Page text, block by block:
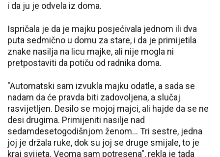
i da ju je odvela iz doma.
Ispričala je da je majku posjećivala jednom ili dva
puta sedmično u domu za stare, i da je primijetila
znake nasilja na licu majke, ali nije mogla ni
pretpostaviti da potiču od radnika doma.
"Automatski sam izvukla majku odatle, a sada se
nadam da će pravda biti zadovoljena, a slučaj
rasvijetljen. Desilo se mojoj majci, ali hajde da se ne
desi drugima. Primijeniti nasilje nad
sedamdesetogodišnjom ženom… Tri sestre, jedna
joj je držala ruke, dok su joj se druge smijale, to je
kraj svijeta. Veoma sam potresena", rekla je tada